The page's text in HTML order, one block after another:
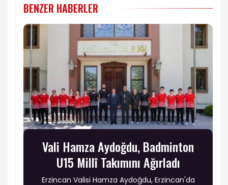
BENZER HABERLER
Vali Hamza Aydoğdu, Badminton
U15 Millî Takımını Ağırladı
Erzincan Valisi Hamza Aydoğdu, Erzincan'da